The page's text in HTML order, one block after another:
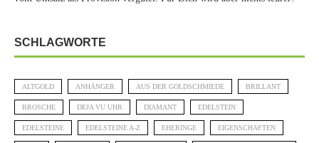
SCHLAGWORTE
ALTGOLD ANHÄNGER AUS DER GOLDSCHMIEDE BRILLANT
BROSCHE DEJA VU UHR DIAMANT EDELSTEIN
EDELSTEINE EDELSTEINE A-Z EHERINGE EIGENSCHAFTEN